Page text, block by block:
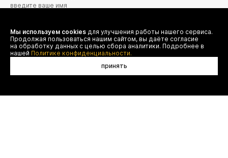
Я даю согласие на сбор, обработку и хранение моих
персональных данных (имя, email, телефон) для получения
рекламных и информационных рассылок от ООО 'БТ
Юнайтед', а также ознакомлен(а) с
Политикой конфиденциальности
Мы используем cookies для улучшения работы нашего сервиса.
Продолжая пользоваться нашим сайтом, вы даёте согласие
на обработку данных с целью сбора аналитики. Подробнее в
нашей Политике конфиденциальности.
принять